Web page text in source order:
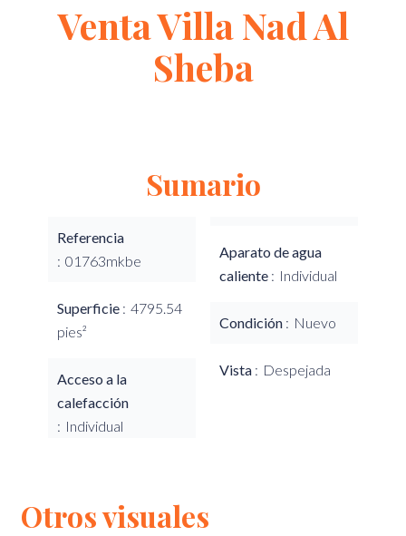
Venta Villa Nad Al
Sheba
Sumario
Referencia
01763mkbe
Superficie
4795.54
pies²
Acceso a la
calefacción
Individual
Aparato de agua
caliente
Individual
Condición Nuevo
Vista Despejada
Otros visuales